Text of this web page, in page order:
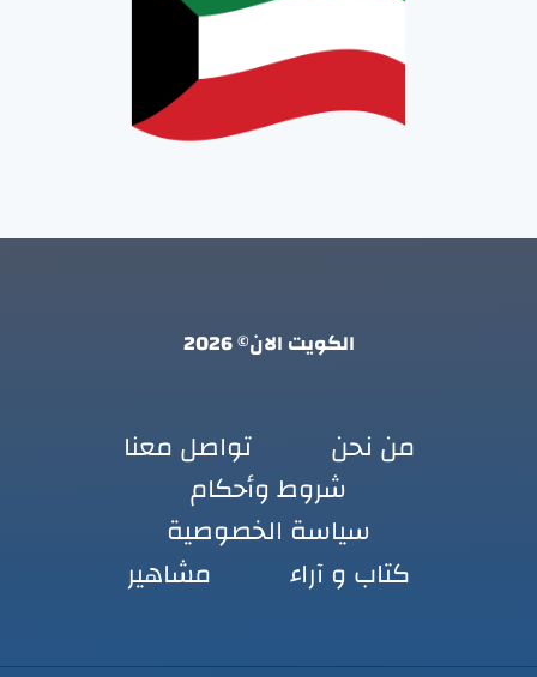
الكويت الان© 2026
من نحن
تواصل معنا
شروط وأحكام
سياسة الخصوصية
كتاب و آراء
مشاهير